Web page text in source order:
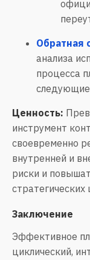
Обратная
анализа
процесса
Ценность:
инструмент
своевременно
внутренней и
риски и
стратегических
Заключение
Эффективное
циклический,